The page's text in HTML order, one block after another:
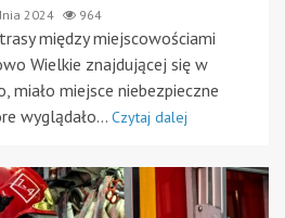
2024 964
między miejscowościami
Wielkie znajdującej się w
miało miejsce niebezpieczne
wyglądało... Czytaj dalej